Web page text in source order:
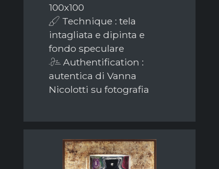
100x100
Technique : tela
intagliata e dipinta e
fondo speculare
Authentification :
autentica di Vanna
Nicolotti su fotografia